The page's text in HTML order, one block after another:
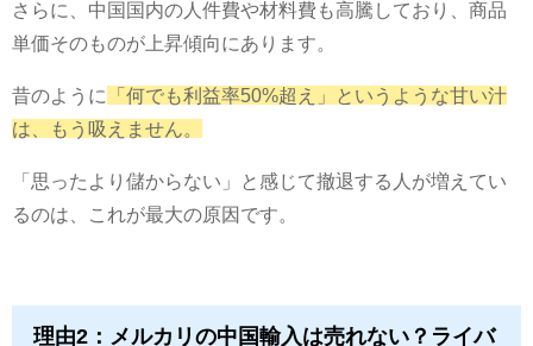
さらに、中国国内の人件費や材料費も高騰しており、商品
単価そのものが上昇傾向にあります。
昔のように
「何でも利益率50%超え」というような甘い汁
は、もう吸えません。
「思ったより儲からない」と感じて撤退する人が増えてい
るのは、これが最大の原因です。
理由2：メルカリの中国輸入は売れない？ライバ